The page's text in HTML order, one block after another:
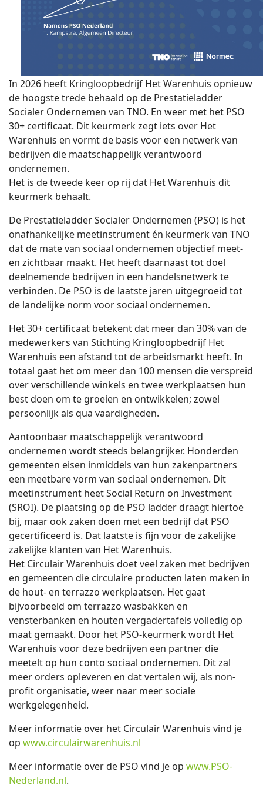
In 2026 heeft Kringloopbedrijf Het Warenhuis opnieuw
de hoogste trede behaald op de Prestatieladder
Socialer Ondernemen van TNO. En weer met het PSO
30+ certificaat. Dit keurmerk zegt iets over Het
Warenhuis en vormt de basis voor een netwerk van
bedrijven die maatschappelijk verantwoord
ondernemen.
Het is de tweede keer op rij dat Het Warenhuis dit
keurmerk behaalt.
De Prestatieladder Socialer Ondernemen (PSO) is het
onafhankelijke meetinstrument én keurmerk van TNO
dat de mate van sociaal ondernemen objectief meet-
en zichtbaar maakt. Het heeft daarnaast tot doel
deelnemende bedrijven in een handelsnetwerk te
verbinden. De PSO is de laatste jaren uitgegroeid tot
de landelijke norm voor sociaal ondernemen.
Het 30+ certificaat betekent dat meer dan 30% van de
medewerkers van Stichting Kringloopbedrijf Het
Warenhuis een afstand tot de arbeidsmarkt heeft. In
totaal gaat het om meer dan 100 mensen die verspreid
over verschillende winkels en twee werkplaatsen hun
best doen om te groeien en ontwikkelen; zowel
persoonlijk als qua vaardigheden.
Aantoonbaar maatschappelijk verantwoord
ondernemen wordt steeds belangrijker. Honderden
gemeenten eisen inmiddels van hun zakenpartners
een meetbare vorm van sociaal ondernemen. Dit
meetinstrument heet Social Return on Investment
(SROI). De plaatsing op de PSO ladder draagt hiertoe
bij, maar ook zaken doen met een bedrijf dat PSO
gecertificeerd is. Dat laatste is fijn voor de zakelijke
zakelijke klanten van Het Warenhuis.
Het Circulair Warenhuis doet veel zaken met bedrijven
en gemeenten die circulaire producten laten maken in
de hout- en terrazzo werkplaatsen. Het gaat
bijvoorbeeld om terrazzo wasbakken en
vensterbanken en houten vergadertafels volledig op
maat gemaakt. Door het PSO-keurmerk wordt Het
Warenhuis voor deze bedrijven een partner die
meetelt op hun conto sociaal ondernemen. Dit zal
meer orders opleveren en dat vertalen wij, als non-
profit organisatie, weer naar meer sociale
werkgelegenheid.
Meer informatie over het Circulair Warenhuis vind je
op www.circulairwarenhuis.nl
Meer informatie over de PSO vind je op www.PSO-
Nederland.nl.